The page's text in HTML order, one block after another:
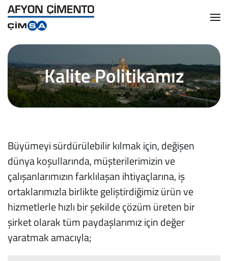
Skip
contentKalite Politikamız
Büyümeyi sürdürülebilir kılmak için, değişen
dünya koşullarında, müşterilerimizin ve
çalışanlarımızın farklılaşan ihtiyaçlarına, iş
ortaklarımızla birlikte geliştirdiğimiz ürün ve
hizmetlerle hızlı bir şekilde çözüm üreten bir
şirket olarak tüm paydaşlarımız için değer
yaratmak amacıyla;